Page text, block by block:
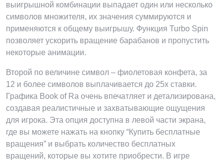
выигрышной комбинации выпадает один или несколько
символов множителя, их значения суммируются и
применяются к общему выигрышу. Функция Turbo Spin
позволяет ускорить вращение барабанов и пропустить
некоторые анимации.
Второй по величине символ – фиолетовая конфета, за
12 и более символов выплачивается до 25x ставки.
Графика Book of Ra очень впечатляет и детализирована,
создавая реалистичные и захватывающие ощущения
для игрока. Эта опция доступна в левой части экрана,
где вы можете нажать на кнопку “Купить бесплатные
вращения” и выбрать количество бесплатных
вращений, которые вы хотите приобрести. В игре